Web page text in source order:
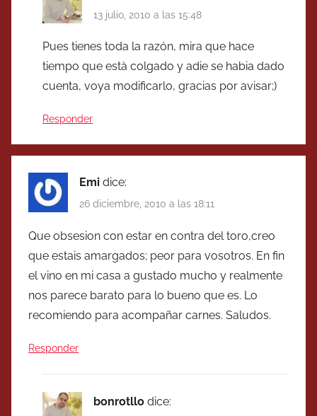
13 julio, 2010 a las 15:48
Pues tienes toda la razón, mira que hace
tiempo que està colgado y adie se habia dado
cuenta, voya modificarlo, gracias por avisar;)
Responder
Emi dice:
26 diciembre, 2010 a las 18:11
Que obsesion con estar en contra del toro,creo
que estais amargados; peor para vosotros. En fin
el vino en mi casa a gustado mucho y realmente
nos parece barato para lo bueno que es. Lo
recomiendo para acompañar carnes. Saludos.
Responder
bonrotllo dice: